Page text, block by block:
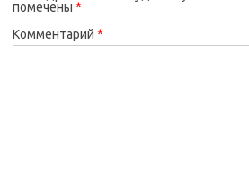
помечены *
Комментарий *